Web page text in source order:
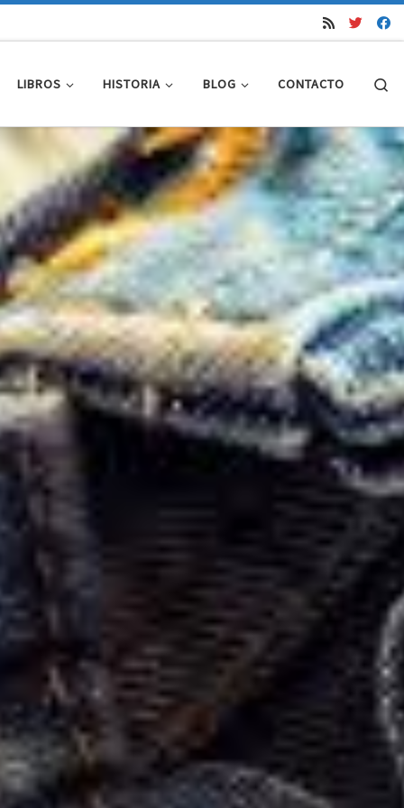
LIBROS HISTORIA BLOG CONTACTO